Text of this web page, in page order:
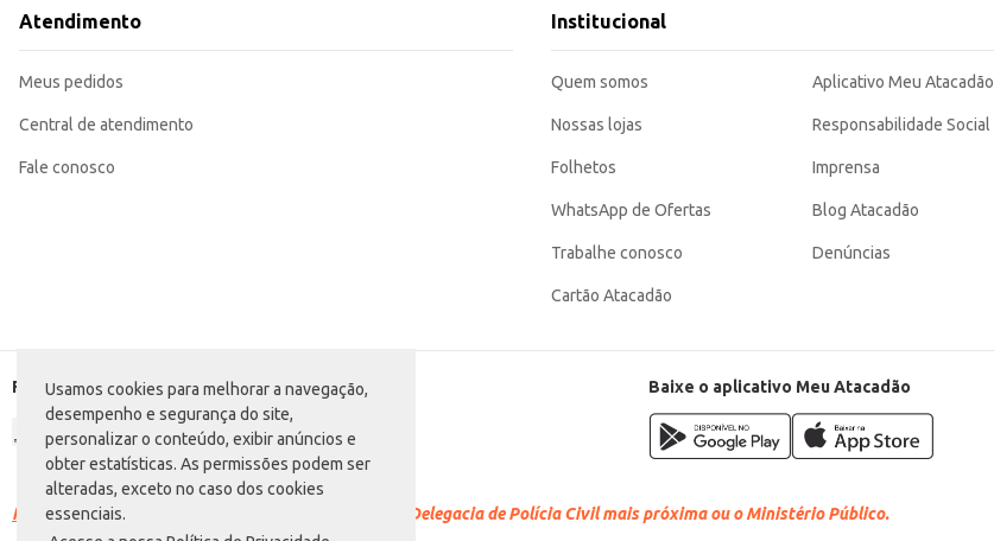
Usamos cookies para melhorar a navegação,
desempenho e segurança do site,
personalizar o conteúdo, exibir anúncios e
obter estatísticas. As permissões podem ser
alteradas, exceto no caso dos cookies
essenciais.
Atendimento
Meus pedidos
Central de atendimento
Fale conosco
Institucional
Quem somos
Nossas lojas
Folhetos
WhatsApp de Ofertas
Trabalhe conosco
Cartão Atacadão
Aplicativo Meu Atacadão
Responsabilidade Social
Imprensa
Blog Atacadão
Denúncias
Formas de pagamento Baixe o aplicativo Meu Atacadão
Racismo é crime. Denuncie. Disque 100 ou procure a Delegacia de Polícia Civil mais próxima ou o Ministério Público.